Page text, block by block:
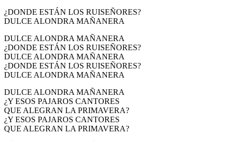
¿DONDE ESTÁN LOS RUISEÑORES?
DULCE ALONDRA MAÑANERA
DULCE ALONDRA MAÑANERA
¿DONDE ESTÁN LOS RUISEÑORES?
DULCE ALONDRA MAÑANERA
¿DONDE ESTÁN LOS RUISEÑORES?
DULCE ALONDRA MAÑANERA
DULCE ALONDRA MAÑANERA
¿Y ESOS PAJAROS CANTORES
QUE ALEGRAN LA PRIMAVERA?
¿Y ESOS PAJAROS CANTORES
QUE ALEGRAN LA PRIMAVERA?